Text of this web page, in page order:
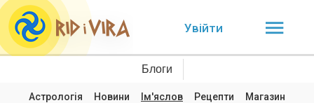
Увійти
Блоги
Астрологія Новини Ім'яслов Рецепти Магазин